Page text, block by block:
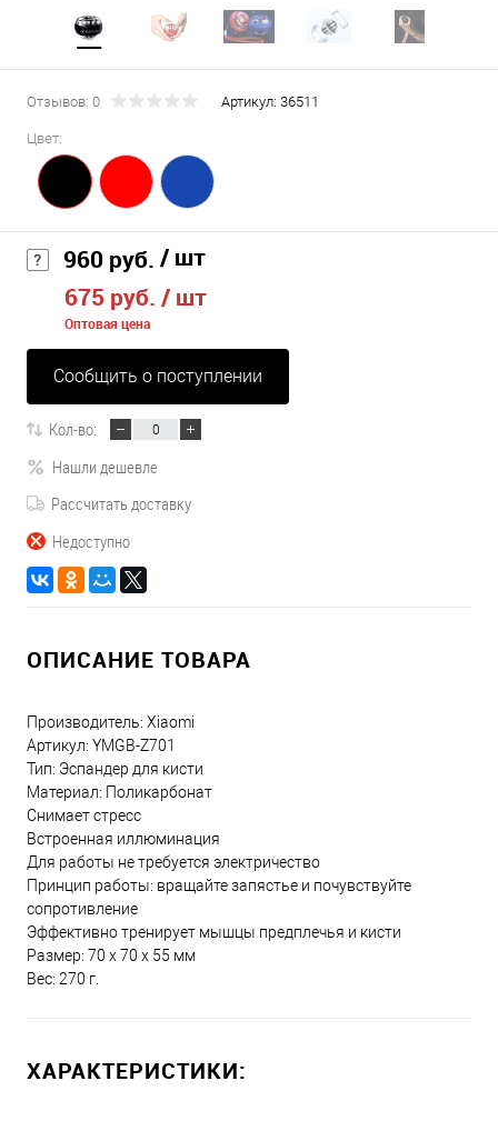
Отзывов: 0 Артикул: 36511
Цвет:
960 руб. / шт
675 руб. / шт
Оптовая цена
Сообщить о поступлении
Кол-во:
Нашли дешевле
Рассчитать доставку
Недоступно
ОПИСАНИЕ ТОВАРА
Производитель: Xiaomi
Артикул: YMGB-Z701
Тип: Эспандер для кисти
Материал: Поликарбонат
Снимает стресс
Встроенная иллюминация
Для работы не требуется электричество
Принцип работы: вращайте запястье и почувствуйте
сопротивление
Эффективно тренирует мышцы предплечья и кисти
Размер: 70 х 70 х 55 мм
Вес: 270 г.
ХАРАКТЕРИСТИКИ: